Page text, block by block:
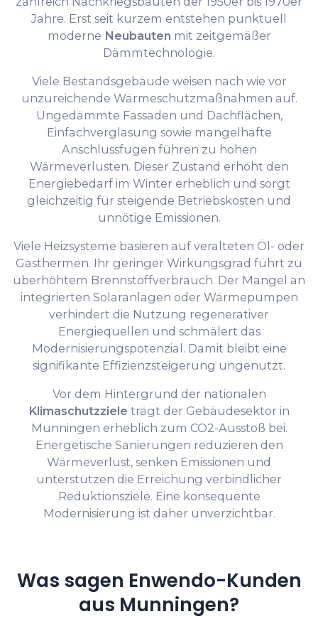
Jahre. Erst seit kurzem entstehen punktuell
moderne Neubauten mit zeitgemäßer
Dämmtechnologie.
Viele Bestandsgebäude weisen nach wie vor
unzureichende Wärmeschutzmaßnahmen auf.
Ungedämmte Fassaden und Dachflächen,
Einfachverglasung sowie mangelhafte
Anschlussfugen führen zu hohen
Wärmeverlusten. Dieser Zustand erhöht den
Energiebedarf im Winter erheblich und sorgt
gleichzeitig für steigende Betriebskosten und
unnötige Emissionen.
Viele Heizsysteme basieren auf veralteten Öl- oder
Gasthermen. Ihr geringer Wirkungsgrad führt zu
überhöhtem Brennstoffverbrauch. Der Mangel an
integrierten Solaranlagen oder Wärmepumpen
verhindert die Nutzung regenerativer
Energiequellen und schmälert das
Modernisierungspotenzial. Damit bleibt eine
signifikante Effizienzsteigerung ungenutzt.
Vor dem Hintergrund der nationalen
Klimaschutzziele trägt der Gebäudesektor in
Munningen erheblich zum CO2-Ausstoß bei.
Energetische Sanierungen reduzieren den
Wärmeverlust, senken Emissionen und
unterstützen die Erreichung verbindlicher
Reduktionsziele. Eine konsequente
Modernisierung ist daher unverzichtbar.
Was sagen Enwendo-Kunden
aus Munningen?